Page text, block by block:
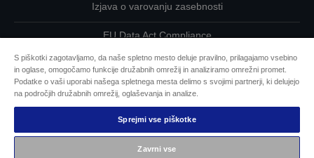
Izjava o varovanju zasebnosti
EU Data Act Compliance
Kontaktirajte nas glede svojih podatkov
Informacije o piškotkih
Epsonova zavezanost dostopnosti
S piškotki zagotavljamo, da naše spletno mesto deluje pravilno, prilagajamo vsebino
in oglase, omogočamo funkcije družabnih omrežij in analiziramo omrežni promet.
Podatke o vaši uporabi našega spletnega mesta delimo s svojimi partnerji, ki delujejo
na področjih družabnih omrežij, oglaševanja in analize.
Sprejmi vse piškotke
Zavrni vse